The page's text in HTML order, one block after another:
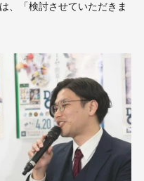
、「検討させていただきま